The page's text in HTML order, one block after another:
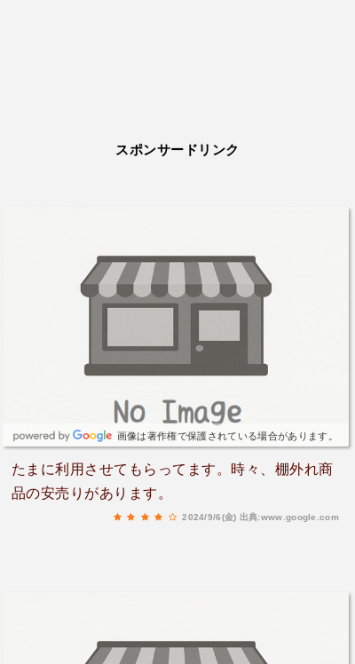
スポンサードリンク
画像は著作権で保護されている場合があります。
たまに利用させてもらってます。時々、棚外れ商
品の安売りがあります。
2024/9/6(金) 出典:www.google.com